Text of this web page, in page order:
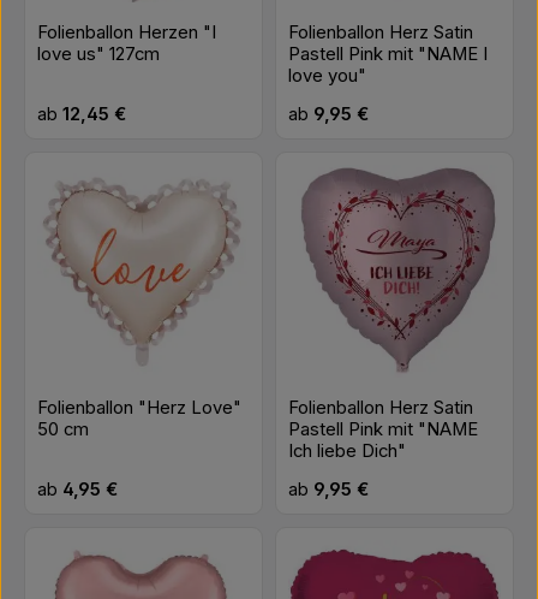
Folienballon Herzen "I
love us" 127cm
Regulärer Preis:
ab12,45 €
Folienballon Herz Satin
Pastell Pink mit "NAME I
love you"
Regulärer Preis:
ab 9,95 €
Folienballon "Herz Love"
50 cm
Regulärer Preis:
ab 4,95 €
Folienballon Herz Satin
Pastell Pink mit "NAME
Ich liebe Dich"
Regulärer Preis:
ab 9,95 €